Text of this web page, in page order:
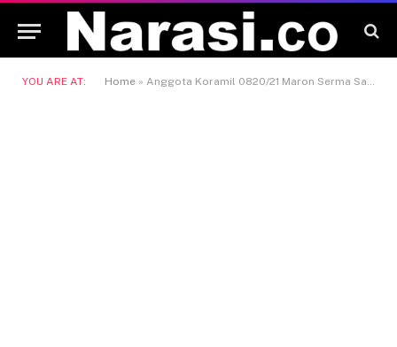
YOU ARE AT: Home » Anggota Koramil 0820/21 Maron Serma Sadri